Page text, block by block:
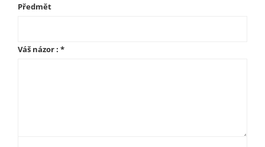
Předmět
Váš názor : *